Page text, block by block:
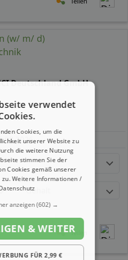
(w/ m/ d)
Deutschland GmbH
Gehalt
Teilen
verwendet
Cookies, um die
unserer Website zu
die weitere Nutzung
stimmen Sie der
Cookies gemäß unserer
zu.Weitere Informationen /
anzeigen(602) →
& WEITER
FÜR 2,99 €